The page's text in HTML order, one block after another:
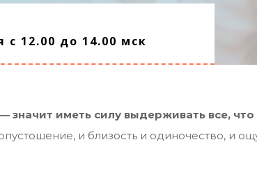
12.00 до 14.00 мск
значит иметь силу выдерживать все,
и близость и одиночество, и